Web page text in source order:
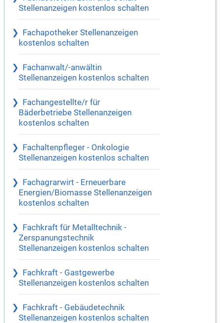
Stellenanzeigen kostenlos schalten
Fachapotheker Stellenanzeigen
kostenlos schalten
Fachanwalt/-anwältin
Stellenanzeigen kostenlos schalten
Fachangestellte/r für
Bäderbetriebe Stellenanzeigen
kostenlos schalten
Fachaltenpfleger - Onkologie
Stellenanzeigen kostenlos schalten
Fachagrarwirt - Erneuerbare
Energien/Biomasse Stellenanzeigen
kostenlos schalten
Fachkraft für Metalltechnik -
Zerspanungstechnik
Stellenanzeigen kostenlos schalten
Fachkraft - Gastgewerbe
Stellenanzeigen kostenlos schalten
Fachkraft - Gebäudetechnik
Stellenanzeigen kostenlos schalten